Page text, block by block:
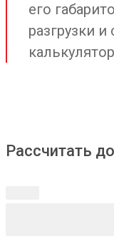
его
разгрузки
Рассчитать